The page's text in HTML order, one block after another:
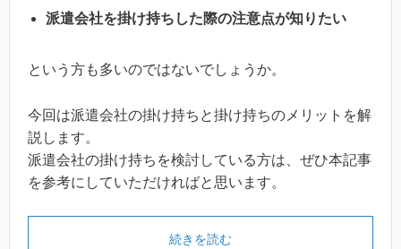
派遣会社を掛け持ちした際の注意点が知りたい
という方も多いのではないでしょうか。
今回は派遣会社の掛け持ちと掛け持ちのメリットを解
説します。
派遣会社の掛け持ちを検討している方は、ぜひ本記事
を参考にしていただければと思います。
続きを読む